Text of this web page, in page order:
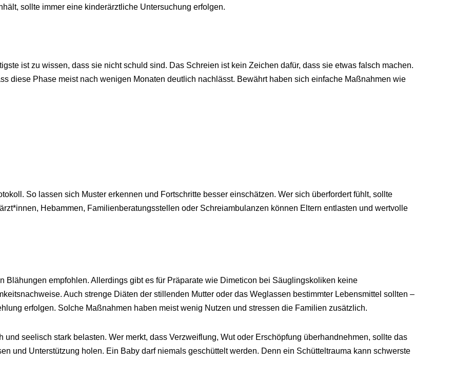
sollte immer eine kinderärztliche Untersuchung erfolgen.
ist zu wissen, dass sie nicht schuld sind. Das Schreien ist kein Zeichen dafür, dass sie etwas falsch machen.
diese Phase meist nach wenigen Monaten deutlich nachlässt. Bewährt haben sich einfache Maßnahmen wie
So lassen sich Muster erkennen und Fortschritte besser einschätzen. Wer sich überfordert fühlt, sollte
Hebammen, Familienberatungsstellen oder Schreiambulanzen können Eltern entlasten und wertvolle
Blähungen empfohlen. Allerdings gibt es für Präparate wie Dimeticon bei Säuglingskoliken keine
Auch strenge Diäten der stillenden Mutter oder das Weglassen bestimmter Lebensmittel sollten –
erfolgen. Solche Maßnahmen haben meist wenig Nutzen und stressen die Familien zusätzlich.
seelisch stark belasten. Wer merkt, dass Verzweiflung, Wut oder Erschöpfung überhandnehmen, sollte das
und Unterstützung holen. Ein Baby darf niemals geschüttelt werden. Denn ein Schütteltrauma kann schwerste